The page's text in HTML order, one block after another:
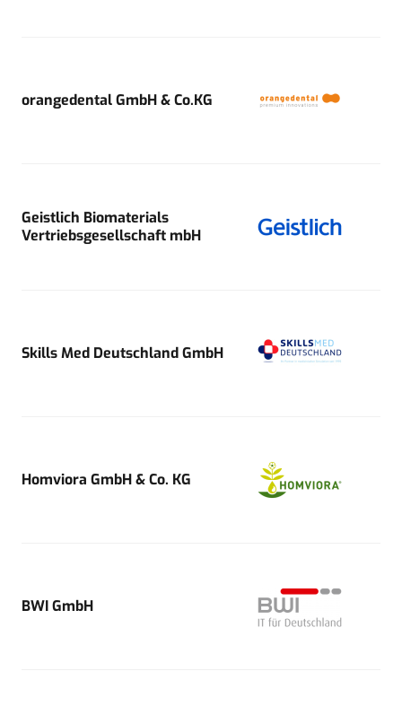
orangedental GmbH & Co.KG
Geistlich Biomaterials
Vertriebsgesellschaft mbH
Skills Med Deutschland GmbH
Homviora GmbH & Co. KG
BWI GmbH